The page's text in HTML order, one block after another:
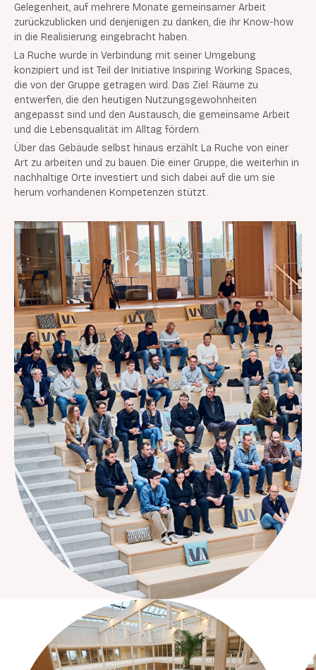
Gelegenheit, auf mehrere Monate gemeinsamer Arbeit
zurückzublicken und denjenigen zu danken, die ihr Know-how
in die Realisierung eingebracht haben.
La Ruche wurde in Verbindung mit seiner Umgebung
konzipiert und ist Teil der Initiative Inspiring Working Spaces,
die von der Gruppe getragen wird. Das Ziel: Räume zu
entwerfen, die den heutigen Nutzungsgewohnheiten
angepasst sind und den Austausch, die gemeinsame Arbeit
und die Lebensqualität im Alltag fördern.
Über das Gebäude selbst hinaus erzählt La Ruche von einer
Art zu arbeiten und zu bauen. Die einer Gruppe, die weiterhin in
nachhaltige Orte investiert und sich dabei auf die um sie
herum vorhandenen Kompetenzen stützt.